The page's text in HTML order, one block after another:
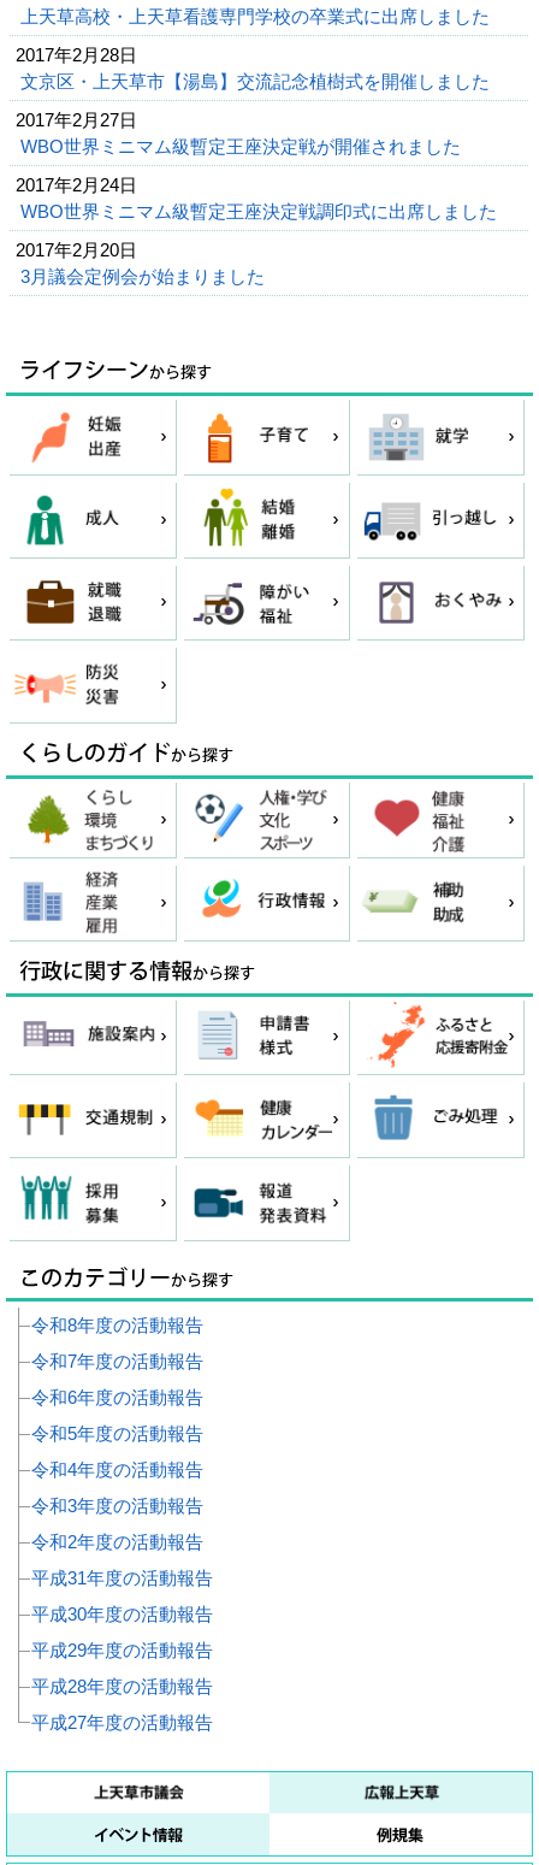
上天草高校・上天草看護専門学校の卒業式に出席しました
2017年2月28日
文京区・上天草市【湯島】交流記念植樹式を開催しました
2017年2月27日
WBO世界ミニマム級暫定王座決定戦が開催されました
2017年2月24日
WBO世界ミニマム級暫定王座決定戦調印式に出席しました
2017年2月20日
3月議会定例会が始まりました
令和8年度の活動報告
令和7年度の活動報告
令和6年度の活動報告
令和5年度の活動報告
令和4年度の活動報告
令和3年度の活動報告
令和2年度の活動報告
平成31年度の活動報告
平成30年度の活動報告
平成29年度の活動報告
平成28年度の活動報告
平成27年度の活動報告